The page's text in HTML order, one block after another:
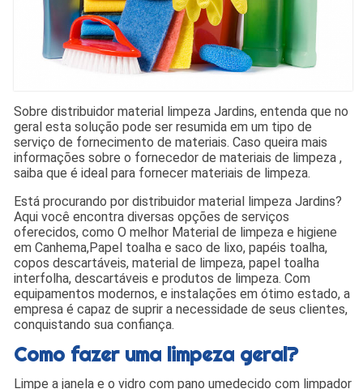
Sobre distribuidor material limpeza Jardins, entenda que no
geral esta solução pode ser resumida em um tipo de
serviço de fornecimento de materiais. Caso queira mais
informações sobre o fornecedor de materiais de limpeza ,
saiba que é ideal para fornecer materiais de limpeza.
Está procurando por distribuidor material limpeza Jardins?
Aqui você encontra diversas opções de serviços
oferecidos, como O melhor Material de limpeza e higiene
em Canhema,Papel toalha e saco de lixo, papéis toalha,
copos descartáveis, material de limpeza, papel toalha
interfolha, descartáveis e produtos de limpeza. Com
equipamentos modernos, e instalações em ótimo estado, a
empresa é capaz de suprir a necessidade de seus clientes,
conquistando sua confiança.
Como fazer uma limpeza geral?
Limpe a janela e o vidro com pano umedecido com limpador